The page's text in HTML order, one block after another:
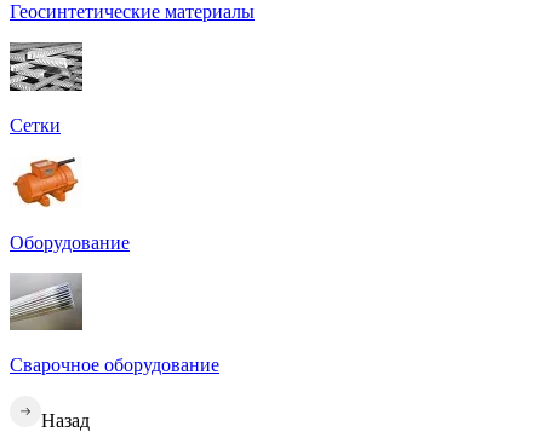
Геосинтетические материалы
Сетки
Оборудование
Сварочное оборудование
Назад